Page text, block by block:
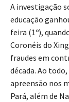
A investigação
educação
feira (1º),
Coronéis do
fraudes em
década. Ao
apreensão nos
Pará, além de